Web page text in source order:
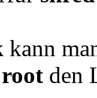
kann
root den